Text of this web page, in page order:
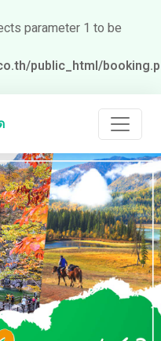
parameter 1 to be
public_html/